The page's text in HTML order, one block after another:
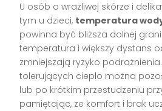
U osób o wrażliwej skórze i
tym u dzieci, temperatura
powinna być bliższa dolnej
temperatura i większy dystans
zmniejszają ryzyko
tolerujących ciepło można
lub po krótkim przestudzeniu
pamiętając, że komfort i brak